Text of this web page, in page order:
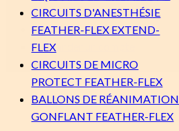
CIRCUITS D'ANESTHÉSIE
FEATHER-FLEX EXTEND-
FLEX
CIRCUITS DE MICRO
PROTECT FEATHER-FLEX
BALLONS DE RÉANIMATION
GONFLANT FEATHER-FLEX
Connexion client
Demander un compte
Carrières